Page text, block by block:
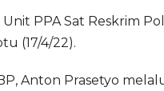
PPA Sat Reskrim
(17/4/22).
Anton Prasetyo